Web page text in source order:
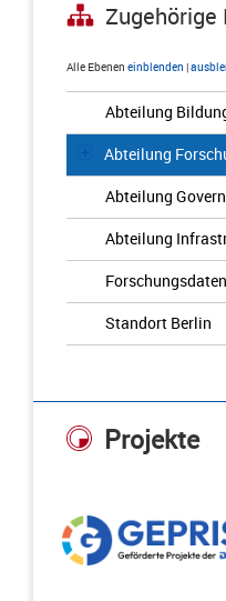
Zugehörige
Alle Ebenen einblenden |
Abteilung
Abteilung
Abteilung
Abteilung
Standort Berlin
Projekte